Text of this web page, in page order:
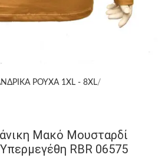
ΡΟΥΧΑ 1XL - 8XL
Μακό Μουσταρδί
RBR 06575